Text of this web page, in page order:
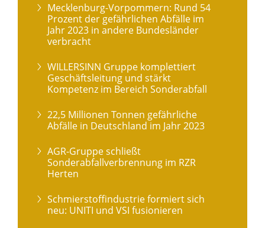
Mecklenburg-Vorpommern: Rund 54
Prozent der gefährlichen Abfälle im
Jahr 2023 in andere Bundesländer
verbracht
WILLERSINN Gruppe komplettiert
Geschäftsleitung und stärkt
Kompetenz im Bereich Sonderabfall
22,5 Millionen Tonnen gefährliche
Abfälle in Deutschland im Jahr 2023
AGR-Gruppe schließt
Sonderabfallverbrennung im RZR
Herten
Schmierstoffindustrie formiert sich
neu: UNITI und VSI fusionieren